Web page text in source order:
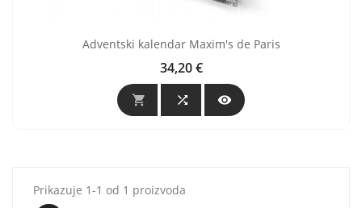
Adventski kalendar Maxim's de Paris
Cijena
34,20 €
  
Prikazuje 1-1 od 1 proizvoda